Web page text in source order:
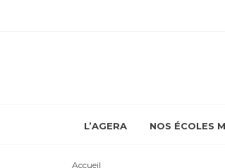
L’AGERA NOS ÉCOLES
Accueil